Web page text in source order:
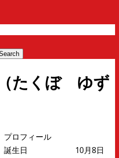
たくぼ ゆず
プロフィール
誕生日
10月8日